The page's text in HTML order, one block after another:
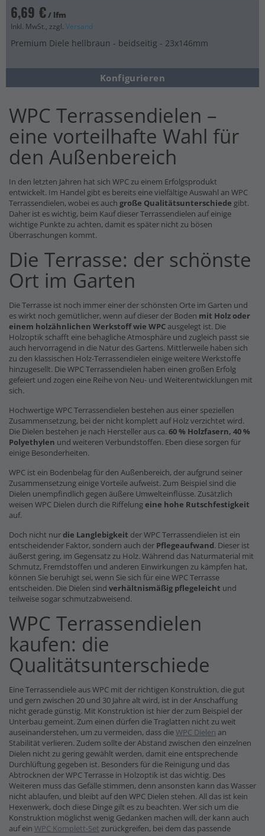
6,69 €/ lfm
Inkl. MwSt., zzgl. Versand
Premium Diele hellbraun - beidseitig - 23x146mm
Konfigurieren
WPC Terrassendielen –
eine vorteilhafte Wahl für
den Außenbereich
In den letzten Jahren hat sich WPC zu einem Erfolgsprodukt
entwickelt. Im Handel gibt es bereits eine vielfältige Auswahl an WPC
Terrassendielen, wobei es auch große Qualitätsunterschiede gibt.
Daher ist es wichtig, beim Kauf dieser Terrassendielen auf einige
wichtige Punkte zu achten, damit es später nicht zu bösen
Überraschungen kommt.
Die Terrasse: der schönste
Ort im Garten
Die Terrasse ist noch immer einer der schönsten Orte im Garten und
es wirkt noch gemütlicher, wenn auf dieser der Boden mit Holz oder
einem holzähnlichen Werkstoff wie WPCausgelegt ist. Die
Holzoptik schafft eine behagliche Atmosphäre und zugleich passt sie
auch hervorragend in die Natur des Gartens. Mittlerweile haben sich
zu den klassischen Holz-Terrassendielen einige weitere Werkstoffe
hinzugesellt. Die WPC Terrassendielen haben einen großen Erfolg
gefeiert und zogen eine Reihe von Neu- und Weiterentwicklungen mit
sich.
Hochwertige WPC Terrassendielen bestehen aus einer speziellen
Zusammensetzung, bei der nicht komplett auf Holz verzichtet wird.
Die Dielen bestehen je nach Hersteller aus ca. 60 % Holzfasern, 40 %
Polyethylen und weiteren Verbundstoffen. Eben diese sorgen für
einige Besonderheiten.
WPC ist ein Bodenbelag für den Außenbereich, der aufgrund seiner
Zusammensetzung einige Vorteile aufweist. Zum Beispiel sind die
Dielen unempfindlich gegen äußere Umwelteinflüsse. Zusätzlich
weisen WPC Dielen durch die Riffelungeine hohe Rutschfestigkeit
auf.
Doch nicht nurdie Langlebigkeit der WPC Terrassendielen ist ein
entscheidender Faktor, sondern auch der Pflegeaufwand. Dieser ist
äußerst gering, im Gegensatz zu Holz. Während das Naturmaterial mit
Schmutz, Fremdstoffen und anderen Einwirkungen zu kämpfen hat,
können Sie beruhigt sei, wenn Sie sich für eine WPC Terrasse
entscheiden. Die Dielen sind verhältnismäßig pflegeleicht und
teilweise sogar schmutzabweisend.
WPC Terrassendielen
kaufen: die
Qualitätsunterschiede
Eine Terrassendiele aus WPC mit der richtigen Konstruktion, die gut
und gern zwischen 20 und 30 Jahre alt wird, ist in der Anschaffung
nicht gerade günstig. Mit Konstruktion ist hier der zum Beispiel der
Unterbau gemeint. Zum einen dürfen die Traglatten nicht zu weit
auseinanderstehen, um zu vermeiden, dass dieWPC Dielen an
Stabilität verlieren. Zudem sollte der Abstand zwischen den einzelnen
Dielen nicht zu gering gewählt werden, damit eine entsprechende
Durchlüftung gegeben ist. Besonders für die Reinigung und das
Abtrocknen der WPC Terrasse in Holzoptik ist das wichtig. Des
Weiteren muss das Gefälle stimmen, denn ansonsten kann das Wasser
nicht ablaufen, und bleibt auf den WPC Dielen stehen. All das ist kein
Hexenwerk, doch diese Dinge gilt es zu beachten. Wer sich um die
Konstruktion möglichst wenig Gedanken machen will, der kann auch
auf ein WPC Komplett-Set zurückgreifen, bei dem das passende